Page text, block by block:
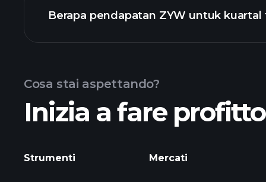
Berapa pendapatan ZYW untuk kuartal
Cosa stai aspettando?
Inizia a fare
Strumenti Mercati